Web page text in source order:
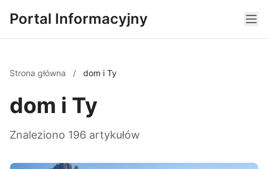
Portal Informacyjny
Strona główna / dom i Ty
dom i Ty
Znaleziono 196 artykułów